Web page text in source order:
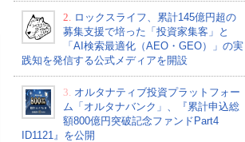
2.
ロックスライフ、累計145億円超の
募集支援で培った「投資家集客」と
「AI検索最適化（AEO・GEO）」の実
践知を発信する公式メディアを開設
3. オルタナティブ投資プラットフォー
ム「オルタナバンク」、『累計申込総
額800億円突破記念ファンドPart4
ID1121』を公開